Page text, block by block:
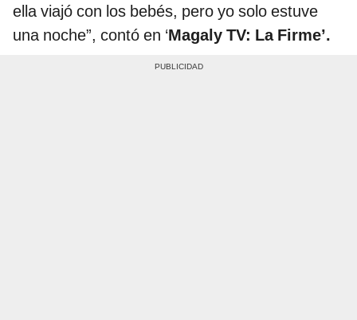
ella viajó con los bebés, pero yo solo estuve
una noche”, contó en ‘Magaly TV: La Firme’.